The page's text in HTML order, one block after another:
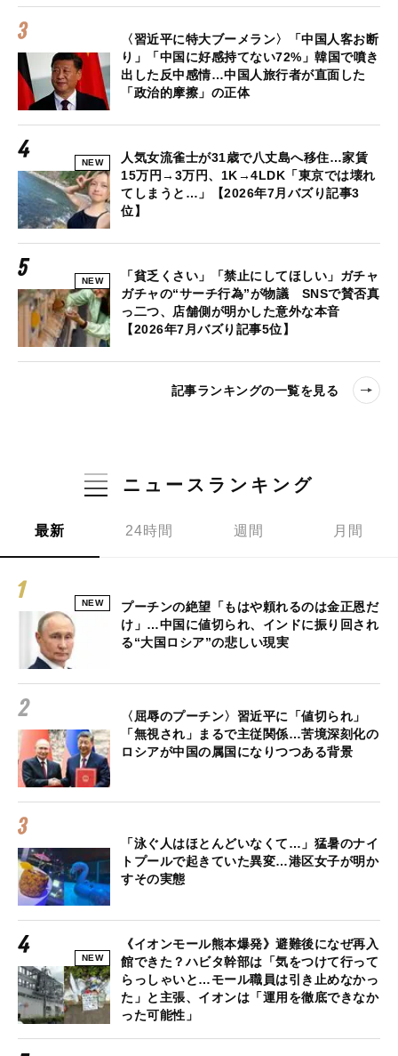
〈習近平に特大ブーメラン〉「中国人客お断
り」「中国に好感持てない72%」韓国で噴き
出した反中感情…中国人旅行者が直面した
「政治的摩擦」の正体
NEW
人気女流雀士が31歳で八丈島へ移住…家賃
15万円→3万円、1K→4LDK「東京では壊れ
てしまうと…」【2026年7月バズり記事3
位】
NEW
「貧乏くさい」「禁止にしてほしい」ガチャ
ガチャの“サーチ行為”が物議 SNSで賛否真
っ二つ、店舗側が明かした意外な本音
【2026年7月バズり記事5位】
記事ランキングの一覧を見る
ニュースランキング
最新 24時間 週間 月間
NEW
プーチンの絶望「もはや頼れるのは金正恩だ
け」…中国に値切られ、インドに振り回され
る“大国ロシア”の悲しい現実
〈屈辱のプーチン〉習近平に「値切られ」
「無視され」まるで主従関係…苦境深刻化の
ロシアが中国の属国になりつつある背景
「泳ぐ人はほとんどいなくて…」猛暑のナイ
トプールで起きていた異変…港区女子が明か
すその実態
NEW
《イオンモール熊本爆発》避難後になぜ再入
館できた？ハビタ幹部は「気をつけて行って
らっしゃいと…モール職員は引き止めなかっ
た」と主張、イオンは「運用を徹底できなか
った可能性」